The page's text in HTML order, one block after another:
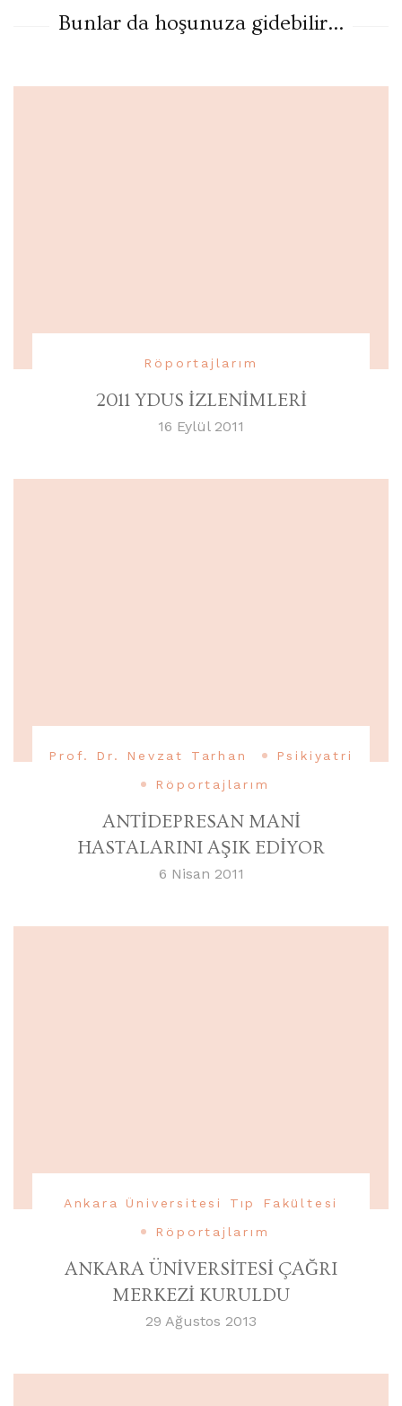
Bunlar da hoşunuza gidebilir...
Röportajlarım
2011 YDUS İZLENİMLERİ
16 Eylül 2011
Prof. Dr. Nevzat Tarhan
Psikiyatri
Röportajlarım
ANTİDEPRESAN MANİ
HASTALARINI AŞIK EDİYOR
6 Nisan 2011
Ankara Üniversitesi Tıp Fakültesi
Röportajlarım
ANKARA ÜNİVERSİTESİ ÇAĞRI
MERKEZİ KURULDU
29 Ağustos 2013